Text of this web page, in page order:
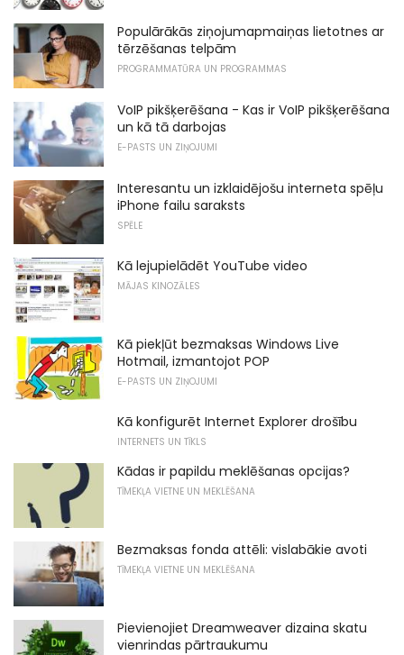
Populārākās ziņojumapmaiņas lietotnes ar
tērzēšanas telpām
PROGRAMMATŪRA UN PROGRAMMAS
VoIP pikšķerēšana - Kas ir VoIP pikšķerēšana
un kā tā darbojas
E-PASTS UN ZIŅOJUMI
Interesantu un izklaidējošu interneta spēļu
iPhone failu saraksts
SPĒLE
Kā lejupielādēt YouTube video
MĀJAS KINOZĀLES
Kā piekļūt bezmaksas Windows Live
Hotmail, izmantojot POP
E-PASTS UN ZIŅOJUMI
Kā konfigurēt Internet Explorer drošību
INTERNETS UN TĪKLS
Kādas ir papildu meklēšanas opcijas?
TĪMEKĻA VIETNE UN MEKLĒŠANA
Bezmaksas fonda attēli: vislabākie avoti
TĪMEKĻA VIETNE UN MEKLĒŠANA
Pievienojiet Dreamweaver dizaina skatu
vienrindas pārtraukumu